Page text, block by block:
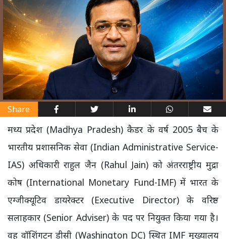
Share
मध्य प्रदेश (Madhya Pradesh) कैडर के वर्ष 2005 बैच के
भारतीय प्रशासनिक सेवा (Indian Administrative Service-
IAS) अधिकारी राहुल जैन (Rahul Jain) को अंतरराष्ट्रीय मुद्रा
कोष (International Monetary Fund-IMF) में भारत के
एग्जीक्यूटिव डायरेक्टर (Executive Director) के वरिष्ठ
सलाहकार (Senior Adviser) के पद पर नियुक्त किया गया है।
वह वॉशिंगटन डीसी (Washington DC) स्थित IMF मुख्यालय